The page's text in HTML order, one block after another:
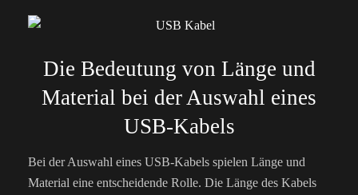
Die Bedeutung von Länge und
Material bei der Auswahl eines
USB-Kabels
Bei der Auswahl eines USB-Kabels spielen Länge und
Material eine entscheidende Rolle. Die Länge des Kabels